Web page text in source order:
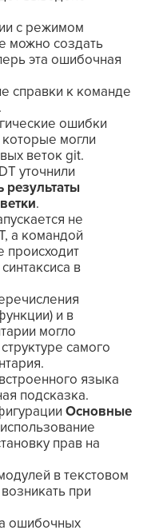
с режимом
можно создать
эта ошибочная
справки к команде
ошибки
могли
веток git.
уточнили
результаты
.
не
а командой
происходит
в
и в
могло
самого
языка
подсказка.
Основные
прав на
в текстовом
при
ошибочных